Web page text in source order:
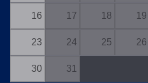
16 17 18 19
23 24 25 26
30 31